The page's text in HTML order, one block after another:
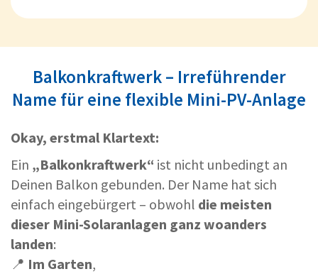
Balkonkraftwerk – Irreführender
Name für eine flexible Mini-PV-Anlage
Okay, erstmal Klartext:
Ein „Balkonkraftwerk“ ist nicht unbedingt an
Deinen Balkon gebunden. Der Name hat sich
einfach eingebürgert – obwohl die meisten
dieser Mini-Solaranlagen ganz woanders
landen:
📍 Im Garten,